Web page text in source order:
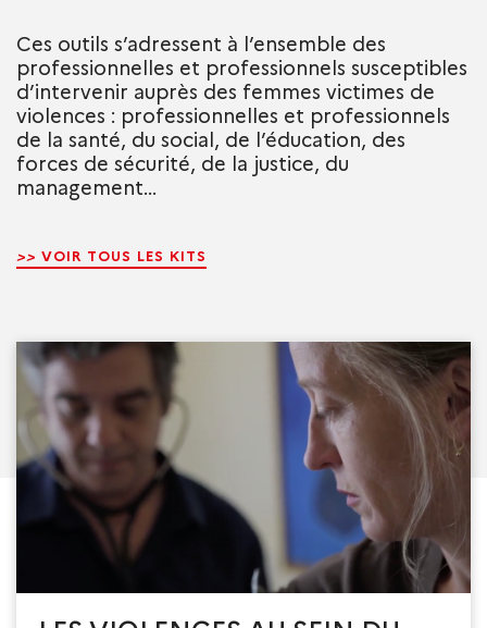
Ces outils s’adressent à l’ensemble des
professionnelles et professionnels susceptibles
d’intervenir auprès des femmes victimes de
violences : professionnelles et professionnels
de la santé, du social, de l’éducation, des
forces de sécurité, de la justice, du
management…
>> VOIR TOUS LES KITS